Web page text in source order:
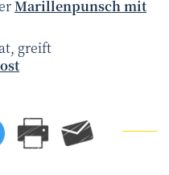
Marillen­punsch mit
greift